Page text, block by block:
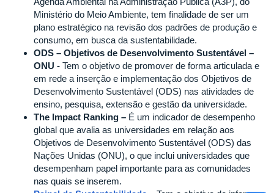
Ministério do Meio Ambiente, tem finalidade de ser um
plano estratégico na revisão dos padrões de produção e
consumo, em busca da sustentabilidade.
ODS – Objetivos de Desenvolvimento Sustentável –
ONU - Tem o objetivo de promover de forma articulada e
em rede a inserção e implementação dos Objetivos de
Desenvolvimento Sustentável (ODS) nas atividades de
ensino, pesquisa, extensão e gestão da universidade.
The Impact Ranking – É um indicador de desempenho
global que avalia as universidades em relação aos
Objetivos de Desenvolvimento Sustentável (ODS) das
Nações Unidas (ONU), o que inclui universidades que
desempenham papel importante para as comunidades
nas quais se inserem.